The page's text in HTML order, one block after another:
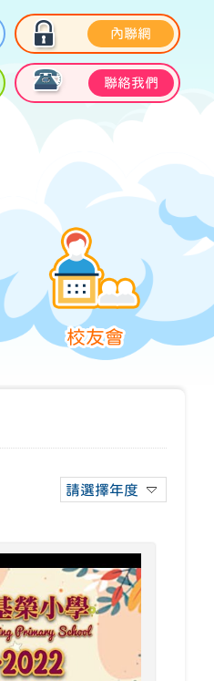
內聯網
聯絡我們
校友會
請選擇年度